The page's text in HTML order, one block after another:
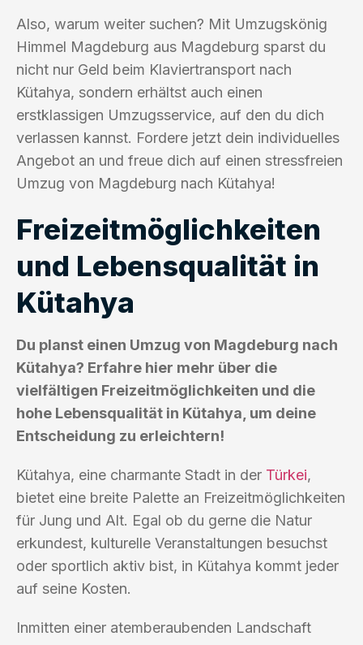
Also, warum weiter suchen? Mit Umzugskönig
Himmel Magdeburg aus Magdeburg sparst du
nicht nur Geld beim Klaviertransport nach
Kütahya, sondern erhältst auch einen
erstklassigen Umzugsservice, auf den du dich
verlassen kannst. Fordere jetzt dein individuelles
Angebot an und freue dich auf einen stressfreien
Umzug von Magdeburg nach Kütahya!
Freizeitmöglichkeiten
und Lebensqualität in
Kütahya
Du planst einen Umzug von Magdeburg nach
Kütahya? Erfahre hier mehr über die
vielfältigen Freizeitmöglichkeiten und die
hohe Lebensqualität in Kütahya, um deine
Entscheidung zu erleichtern!
Kütahya, eine charmante Stadt in der Türkei,
bietet eine breite Palette an Freizeitmöglichkeiten
für Jung und Alt. Egal ob du gerne die Natur
erkundest, kulturelle Veranstaltungen besuchst
oder sportlich aktiv bist, in Kütahya kommt jeder
auf seine Kosten.
Inmitten einer atemberaubenden Landschaft